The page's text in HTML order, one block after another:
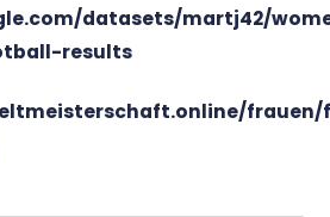
datasets/martj42/
results